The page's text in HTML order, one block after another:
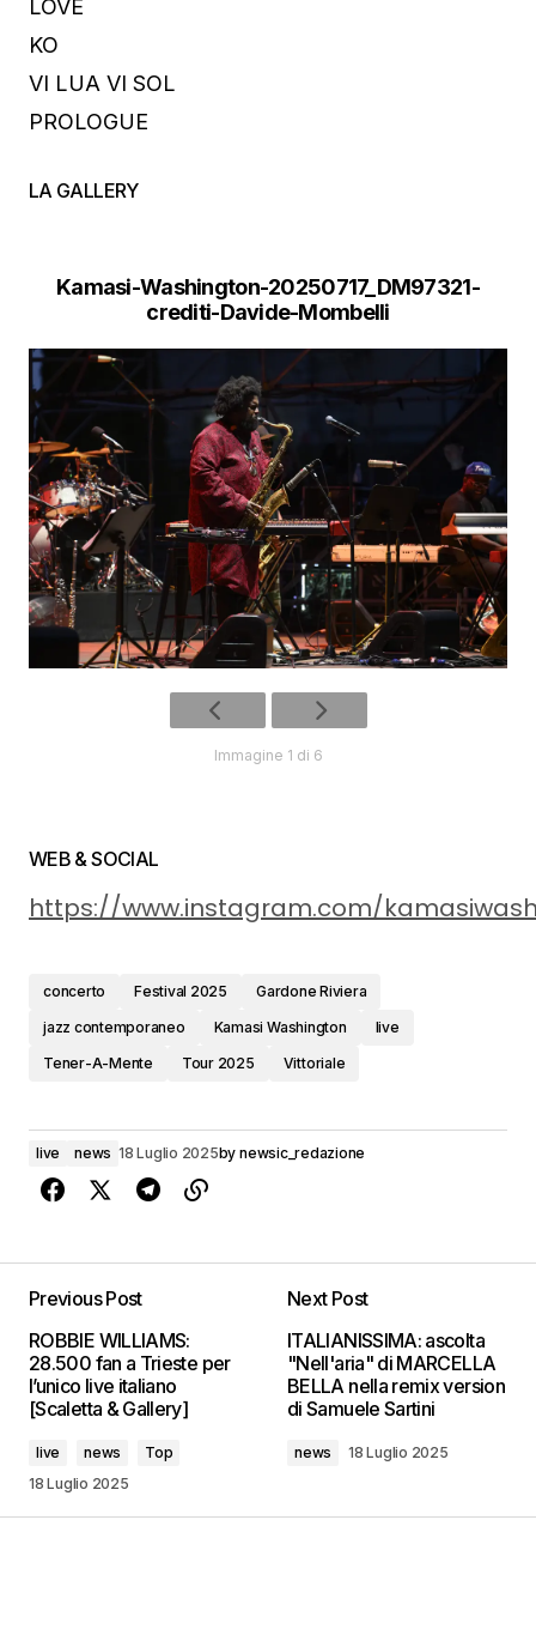
LOVE
KO
VI LUA VI SOL
PROLOGUE
LA GALLERY
Kamasi-Washington-20250717_DM97321-
crediti-Davide-Mombelli
Immagine 1 di 6
WEB & SOCIAL
https://www.instagram.com/
concerto Festival 2025
Gardone Riviera
jazz contemporaneo
Kamasi Washington
live
Tener-A-Mente
Tour 2025 Vittoriale
live news 18 Luglio 2025by newsic_redazione
Previous Post
ROBBIE WILLIAMS:
28.500 fan a Trieste per
l’unico live italiano
[Scaletta & Gallery]
live news
Top
18 Luglio 2025
Next Post
ITALIANISSIMA: ascolta
"Nell'aria" di MARCELLA
BELLA nella remix version
di Samuele Sartini
news 18 Luglio 2025